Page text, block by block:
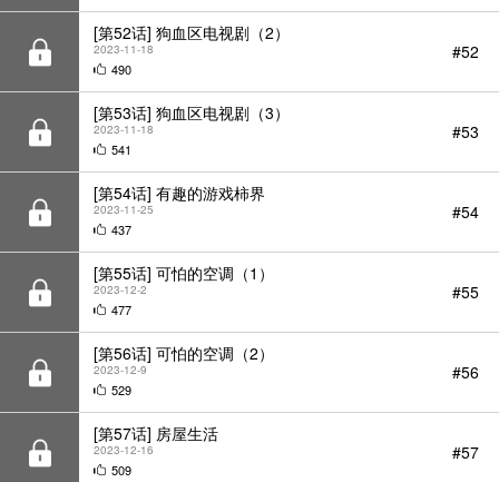
490
[第53话] 狗血区电视剧（3）
2023-11-18
541
[第54话] 有趣的游戏柿界
2023-11-25
437
[第55话] 可怕的空调（1）
2023-12-2
477
[第56话] 可怕的空调（2）
2023-12-9
529
[第57话] 房屋生活
2023-12-16
509
[第58话] 打破现状（1）
2023-12-23